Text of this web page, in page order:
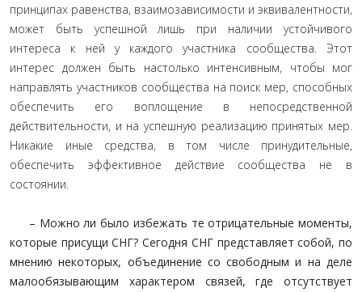
принципах равенства, взаимозависимости и эквивалентности,
может быть успешной лишь при наличии устойчивого
интереса к ней у каждого участника сообщества. Этот
интерес должен быть настолько интенсивным, чтобы мог
направлять участников сообщества на поиск мер, способных
обеспечить его воплощение в непосредственной
действительности, и на успешную реализацию принятых мер.
Никакие иные средства, в том числе принудительные,
обеспечить эффективное действие сообщества не в
состоянии.
– Можно ли было избежать те отрицательные моменты,
которые присущи СНГ? Cегодня СНГ представляет собой, по
мнению некоторых, объединение со свободным и на деле
малообязывающим характером связей, где отсутствует